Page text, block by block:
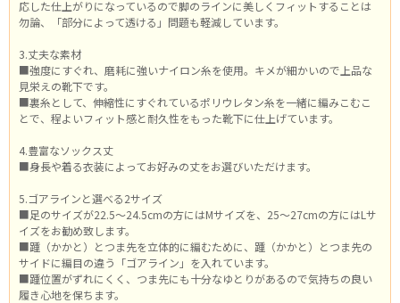
応した仕上がりになっているので脚のラインに美しくフィットすることは
勿論、「部分によって透ける」問題も軽減しています。
3.丈夫な素材
■強度にすぐれ、磨耗に強いナイロン糸を使用。キメが細かいので上品な
見栄えの靴下です。
■裏糸として、伸縮性にすぐれているポリウレタン糸を一緒に編みこむこ
とで、程よいフィット感と耐久性をもった靴下に仕上げています。
4.豊富なソックス丈
■身長や着る衣装によってお好みの丈をお選びいただけます。
5.ゴアラインと選べる2サイズ
■足のサイズが22.5～24.5cmの方にはMサイズを、25～27cmの方にはLサ
イズをお勧め致します。
■踵（かかと）とつま先を立体的に編むために、踵（かかと）とつま先の
サイドに編目の違う「ゴアライン」を入れています。
■踵位置がずれにくく、つま先にも十分なゆとりがあるので気持ちの良い
履き心地を保ちます。